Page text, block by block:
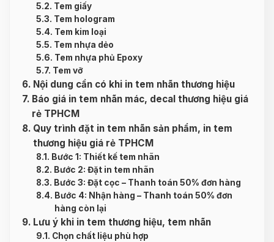
Tem giấy
Tem hologram
Tem kim loại
Tem nhựa dẻo
Tem nhựa phủ Epoxy
Tem vỡ
Nội dung cần có khi in tem nhãn thương hiệu
Báo giá in tem nhãn mác, decal thương hiệu giá
rẻ TPHCM
Quy trình đặt in tem nhãn sản phẩm, in tem
thương hiệu giá rẻ TPHCM
Bước 1: Thiết kế tem nhãn
Bước 2: Đặt in tem nhãn
Bước 3: Đặt cọc – Thanh toán 50% đơn hàng
Bước 4: Nhận hàng – Thanh toán 50% đơn
hàng còn lại
Lưu ý khi in tem thương hiệu, tem nhãn
Chọn chất liệu phù hợp